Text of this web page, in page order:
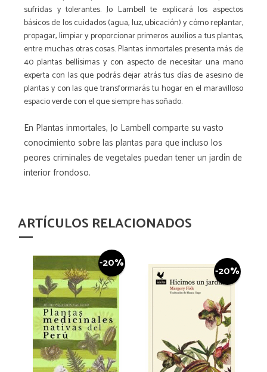
sufridas y tolerantes. Jo Lambell te explicará los aspectos
básicos de los cuidados (agua, luz, ubicación) y cómo replantar,
propagar, limpiar y proporcionar primeros auxilios a tus plantas,
entre muchas otras cosas.Plantas inmortalespresenta más de
40 plantas bellísimas y con aspecto de necesitar una mano
experta con las que podrás dejar atrás tus días de asesino de
plantas y con las que transformarás tu hogar en el maravilloso
espacio verde con el que siempre has soñado.
En Plantas inmortales, Jo Lambell comparte su vasto
conocimiento sobre las plantas para que incluso los
peores criminales de vegetales puedan tener un jardín de
interior frondoso.
ARTÍCULOS RELACIONADOS
-20%
-20%